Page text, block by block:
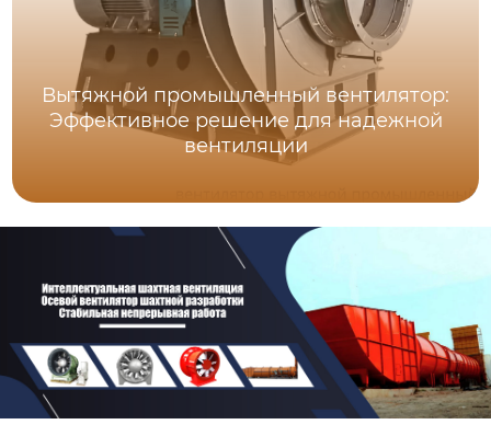
Вытяжной промышленный вентилятор:
Эффективное решение для надежной
вентиляции